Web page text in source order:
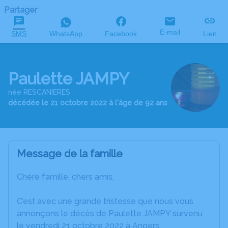
Partager
SMS WhatsApp Facebook E-mail Lien
Paulette JAMPY
née RESCANIERES
décédée le 21 octobre 2022 à l'âge de 92 ans
Message de la famille
Chère famille, chers amis,
C’est avec une grande tristesse que nous vous
annonçons le décès de Paulette JAMPY survenu
le vendredi 21 octobre 2022 à Angers.